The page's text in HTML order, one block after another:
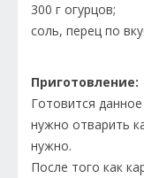
300 г огурцов;
соль, перец по
Приготовление:
Готовится
нужно отварить
нужно.
После того как